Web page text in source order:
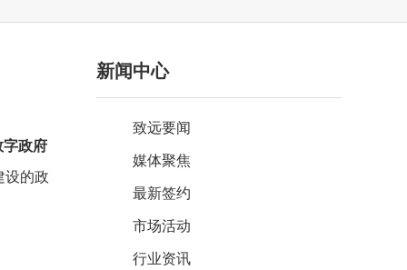
Agent驱动，千人千面，高效办公
让数字资产为企业运营管理决策提供
构建一体化协同运营管理平台
智能风控合规
新闻中心
致远要闻
媒体聚焦
最新签约
市场活动
行业资讯
字政府
设的政